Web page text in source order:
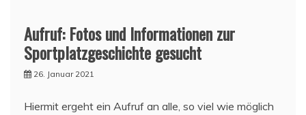
Aufruf: Fotos und Informationen zur
Sportplatzgeschichte gesucht
26. Januar 2021
Hiermit ergeht ein Aufruf an alle, so viel wie möglich